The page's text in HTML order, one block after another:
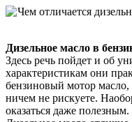
Дизельное масло в
Здесь речь пойдет и об
характеристикам они
бензиновый мотор масло,
ничем не рискуете.
оказаться даже полезным.